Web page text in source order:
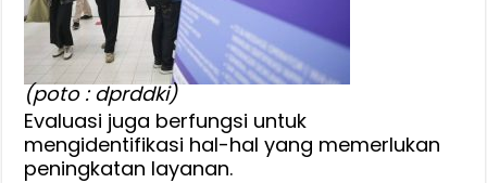
(poto : dprddki)
Evaluasi juga berfungsi untuk
mengidentifikasi hal-hal yang memerlukan
peningkatan layanan.